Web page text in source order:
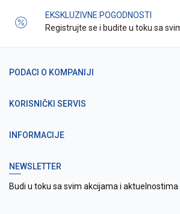
EKSKLUZIVNE POGODNOSTI
Registrujte se i budite u toku sa
PODACI O KOMPANIJI
KORISNIČKI SERVIS
INFORMACIJE
NEWSLETTER
Budi u toku sa svim akcijama i aktuelnostima